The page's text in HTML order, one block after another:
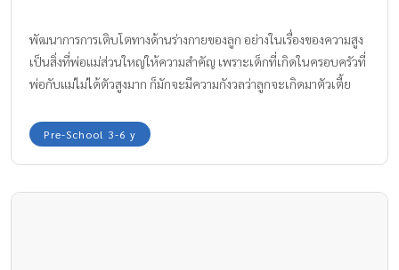
พัฒนาการการเติบโตทางด้านร่างกายของลูก อย่างในเรื่องของความสูง
เป็นสิ่งที่พ่อแม่ส่วนใหญ่ให้ความสำคัญ เพราะเด็กที่เกิดในครอบครัวที่
พ่อกับแม่ไม่ได้ตัวสูงมาก ก็มักจะมีความกังวลว่าลูกจะเกิดมาตัวเตี้ย
ของลูก จากพ่อแม่ มาให้ได้ไปลองคำนวณส่วนสูงลูกที่บ้านกันค่ะ
Pre-School 3-6 y